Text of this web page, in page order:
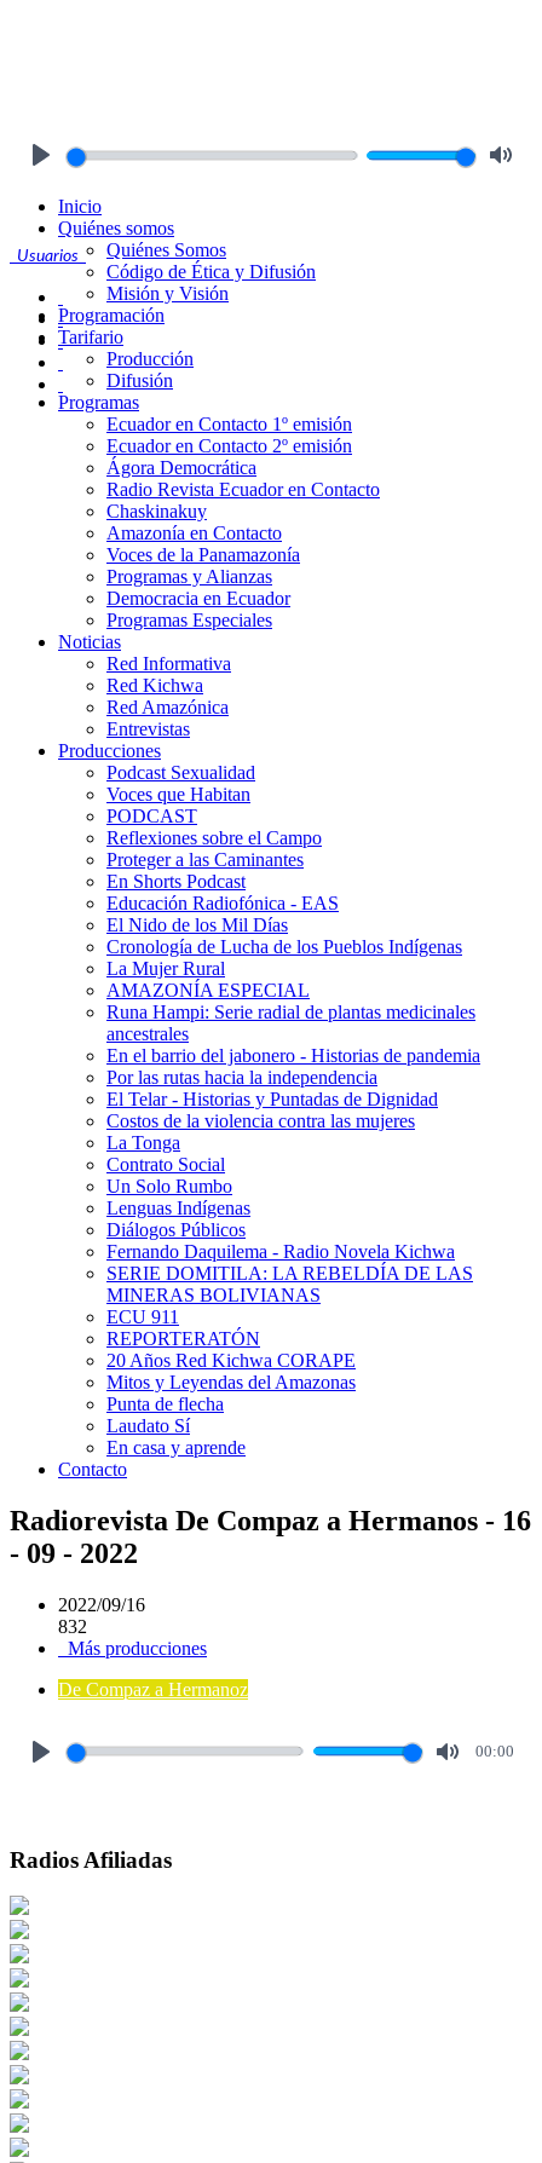
Usuarios
Inicio
Quiénes somos
Quiénes Somos
Código de Ética y Difusión
Misión y Visión
Programación
Tarifario
Producción
Difusión
Programas
Ecuador en Contacto 1º emisión
Ecuador en Contacto 2º emisión
Ágora Democrática
Radio Revista Ecuador en Contacto
Chaskinakuy
Amazonía en Contacto
Voces de la Panamazonía
Programas y Alianzas
Democracia en Ecuador
Programas Especiales
Noticias
Red Informativa
Red Kichwa
Red Amazónica
Entrevistas
Producciones
Podcast Sexualidad
Voces que Habitan
PODCAST
Reflexiones sobre el Campo
Proteger a las Caminantes
En Shorts Podcast
Educación Radiofónica - EAS
El Nido de los Mil Días
Cronología de Lucha de los Pueblos Indígenas
La Mujer Rural
AMAZONÍA ESPECIAL
Runa Hampi: Serie radial de plantas medicinales
ancestrales
En el barrio del jabonero - Historias de pandemia
Por las rutas hacia la independencia
El Telar - Historias y Puntadas de Dignidad
Costos de la violencia contra las mujeres
La Tonga
Contrato Social
Un Solo Rumbo
Lenguas Indígenas
Diálogos Públicos
Fernando Daquilema - Radio Novela Kichwa
SERIE DOMITILA: LA REBELDÍA DE LAS
MINERAS BOLIVIANAS
ECU 911
REPORTERATÓN
20 Años Red Kichwa CORAPE
Mitos y Leyendas del Amazonas
Punta de flecha
Laudato Sí
En casa y aprende
Contacto
Radiorevista De Compaz a Hermanos - 16
- 09 - 2022
2022/09/16
832
Más producciones
De Compaz a Hermanoz
00:00
Radios Afiliadas